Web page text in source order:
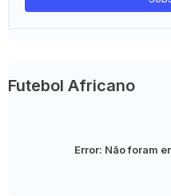
Futebol Africano
Error: Não foram